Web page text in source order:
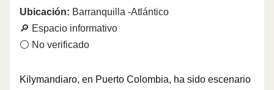
Ubicación: Barranquilla -Atlántico
🔎 Espacio informativo
⚪ No verificado
Kilymandiaro, en Puerto Colombia, ha sido escenario